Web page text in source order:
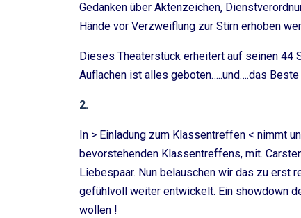
Gedanken über Aktenzeichen,
Hände vor Verzweiflung zur Stirn erhoben
Dieses Theaterstück erheitert auf seinen 44
Auflachen ist alles geboten…..und….das
2.
In > Einladung zum Klassentreffen < nimmt
bevorstehenden Klassentreffens, mit.
Liebespaar. Nun belauschen wir das zu erst
gefühlvoll weiter entwickelt. Ein showdown
wollen !